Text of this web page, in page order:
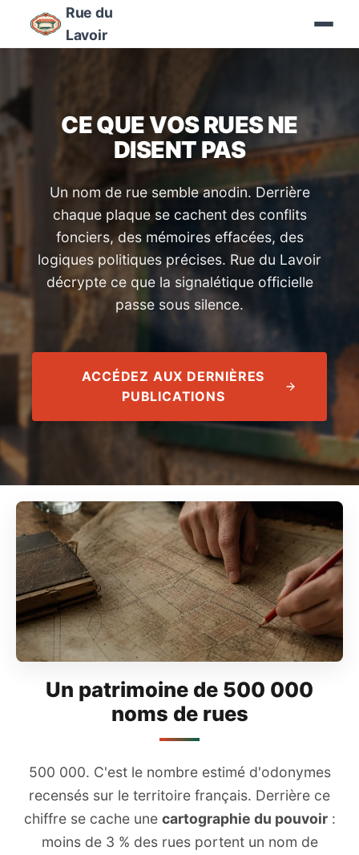
Rue du
Lavoir
CE QUE VOS RUES NE
DISENT PAS
Un nom de rue semble anodin. Derrière
chaque plaque se cachent des conflits
fonciers, des mémoires effacées, des
logiques politiques précises. Rue du Lavoir
décrypte ce que la signalétique officielle
passe sous silence.
ACCÉDEZ AUX DERNIÈRES
PUBLICATIONS
Un patrimoine de 500 000
noms de rues
500 000. C'est le nombre estimé d'odonymes
recensés sur le territoire français. Derrière ce
chiffre se cache une cartographie du pouvoir:
moins de 3 % des rues portent un nom de